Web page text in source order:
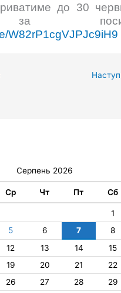
до 30
W82rP1cgVJPJc9iH9
Серпень 2026
Ср Чт Пт Сб
1
5 6 7 8
12 13 14 15
19 20 21 22
26 27 28 29